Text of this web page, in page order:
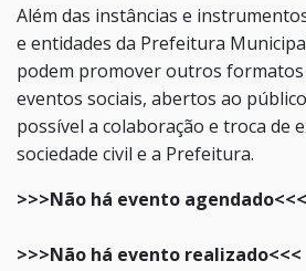
Além das instâncias e
e entidades da Prefeitura
podem promover outros
eventos sociais, abertos ao
possível a colaboração e troca de
sociedade civil e a Prefeitura.
>>>Não há evento agendado<<<
>>>Não há evento realizado<<<